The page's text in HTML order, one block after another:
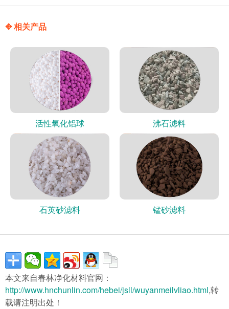
✥ 相关产品
活性氧化铝球 沸石滤料
石英砂滤料 锰砂滤料
本文来自春林净化材料官网：
http://www.hnchunlin.com/hebei/jsll/wuyanmeilvliao.html,转
载请注明出处！